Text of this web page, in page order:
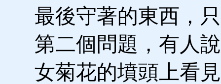
最後守著的東西，
第二個問題，有人
女菊花的墳頭上看